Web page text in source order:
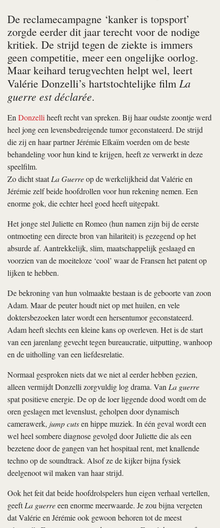
De reclamecampagne ‘kanker is topsport’
zorgde eerder dit jaar terecht voor de nodige
kritiek. De strijd tegen de ziekte is immers
geen competitie, meer een ongelijke oorlog.
Maar keihard terugvechten helpt wel, leert
Valérie Donzelli’s hartstochtelijke film La
guerre est déclarée.
EnDonzelliheeft recht van spreken. Bij haar oudste zoontje werd
heel jong een levensbedreigende tumor geconstateerd. De strijd
die zij en haar partner Jérémie Elkaïm voerden om de beste
behandeling voor hun kind te krijgen, heeft ze verwerkt in deze
speelfilm.
Zo dicht staatLa Guerreop de werkelijkheid dat Valérie en
Jérémie zelf beide hoofdrollen voor hun rekening nemen. Een
enorme gok, die echter heel goed heeft uitgepakt.
Het jonge stel Juliette en Romeo (hun namen zijn bij de eerste
ontmoeting een directe bron van hilariteit) is gezegend op het
absurde af. Aantrekkelijk, slim, maatschappelijk geslaagd en
voorzien van de moeiteloze ‘cool’ waar de Fransen het patent op
lijken te hebben.
De bekroning van hun volmaakte bestaan is de geboorte van zoon
Adam. Maar de peuter houdt niet op met huilen, en vele
doktersbezoeken later wordt een hersentumor geconstateerd.
Adam heeft slechts een kleine kans op overleven. Het is de start
van een jarenlang gevecht tegen bureaucratie, uitputting, wanhoop
en de uitholling van een liefdesrelatie.
Normaal gesproken niets dat we niet al eerder hebben gezien,
alleen vermijdt Donzelli zorgvuldig log drama. VanLa guerre
spat positieve energie. De op de loer liggende dood wordt om de
oren geslagen met levenslust, geholpen door dynamisch
camerawerk, jump cutsen hippe muziek. In één geval wordt een
wel heel sombere diagnose gevolgd door Juliette die als een
bezetene door de gangen van het hospitaal rent, met knallende
techno op de soundtrack. Alsof ze de kijker bijna fysiek
deelgenoot wil maken van haar strijd.
Ook het feit dat beide hoofdrolspelers hun eigen verhaal vertellen,
geeftLa guerreeen enorme meerwaarde. Je zou bijna vergeten
dat Valérie en Jérémie ook gewoon behoren tot de meest